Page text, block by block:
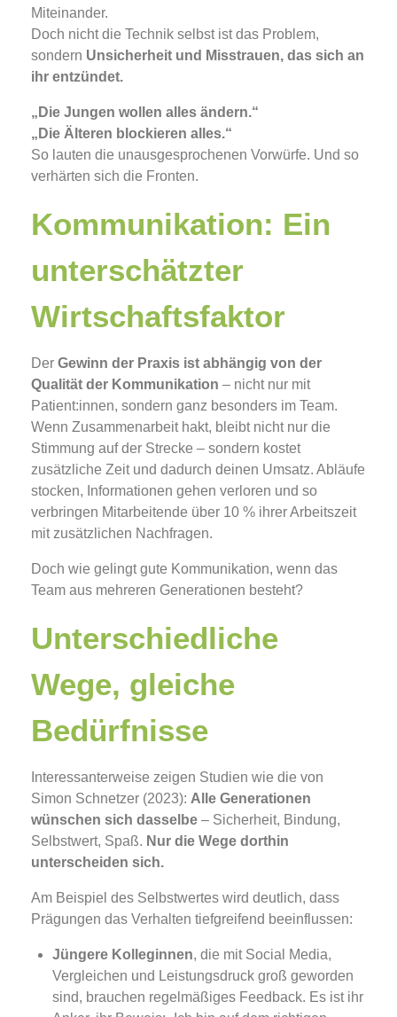
Miteinander.
Doch nicht die Technik selbst ist das Problem,
sondern Unsicherheit und Misstrauen, das sich an
ihr entzündet.
„Die Jungen wollen alles ändern.“
„Die Älteren blockieren alles.“
So lauten die unausgesprochenen Vorwürfe. Und so
verhärten sich die Fronten.
Kommunikation: Ein
unterschätzter
Wirtschaftsfaktor
Der Gewinn der Praxis ist abhängig von der
Qualität der Kommunikation – nicht nur mit
Patient:innen, sondern ganz besonders im Team.
Wenn Zusammenarbeit hakt, bleibt nicht nur die
Stimmung auf der Strecke – sondern kostet
zusätzliche Zeit und dadurch deinen Umsatz. Abläufe
stocken, Informationen gehen verloren und so
verbringen Mitarbeitende über 10 % ihrer Arbeitszeit
mit zusätzlichen Nachfragen.
Doch wie gelingt gute Kommunikation, wenn das
Team aus mehreren Generationen besteht?
Unterschiedliche
Wege, gleiche
Bedürfnisse
Interessanterweise zeigen Studien wie die von
Simon Schnetzer (2023): Alle Generationen
wünschen sich dasselbe – Sicherheit, Bindung,
Selbstwert, Spaß. Nur die Wege dorthin
unterscheiden sich.
Am Beispiel des Selbstwertes wird deutlich, dass
Prägungen das Verhalten tiefgreifend beeinflussen:
Jüngere Kolleginnen, die mit Social Media,
Vergleichen und Leistungsdruck groß geworden
sind, brauchen regelmäßiges Feedback. Es ist ihr